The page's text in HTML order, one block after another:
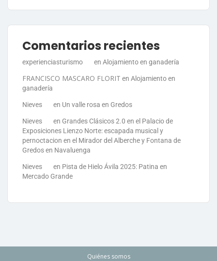
Comentarios recientes
experienciasturismo en Alojamiento en ganadería
FRANCISCO MASCARO FLORIT en Alojamiento en
ganadería
Nieves en Un valle rosa en Gredos
Nieves en Grandes Clásicos 2.0 en el Palacio de
Exposiciones Lienzo Norte: escapada musical y
pernoctacion en el Mirador del Alberche y Fontana de
Gredos en Navaluenga
Nieves en Pista de Hielo Ávila 2025: Patina en
Mercado Grande
Quiénes somos